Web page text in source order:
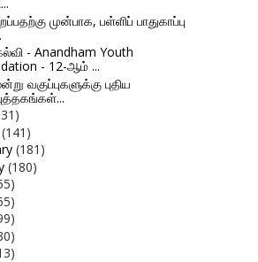
முன்பாக, பள்ளிப் பாதுகாப்பு
- Anandham Youth
- 12-ஆம் ...
வகுப்புகளுக்கு புதிய
(141)
(181)
(180)